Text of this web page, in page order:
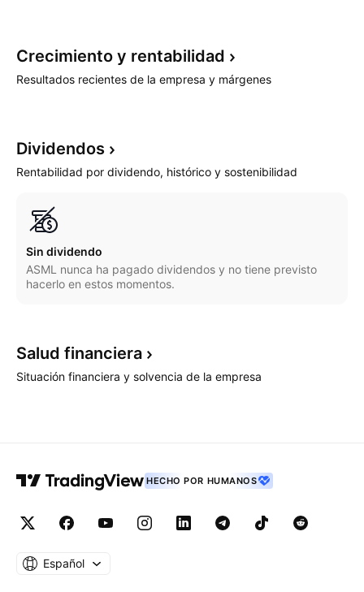
Crecimiento y rentabilidad
Resultados recientes de la empresa y márgenes
Dividendos
Rentabilidad por dividendo, histórico y sostenibilidad
Sin dividendo
ASML nunca ha pagado dividendos y no tiene previsto
hacerlo en estos momentos.
Salud financiera
Situación financiera y solvencia de la empresa
HECHO POR HUMANOS
Español